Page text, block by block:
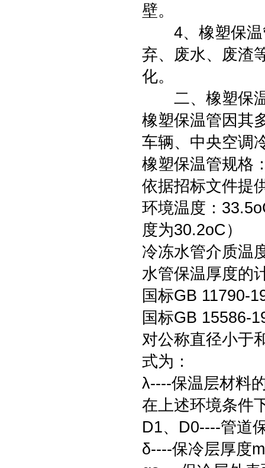
壁。
4、橡塑保温
弃、废水、废渣
化。
二、橡塑保温
橡塑保温管因其
车辆、中央空调
橡塑保温管规格
依据招标文件提
环境温度：
度为30.2oC）
冷冻水管介质温
水管保温厚度的
国标GB 11790-
国标GB 15586-
对公称直径小于
式为：
λ----保温层材料
在上述环境条件
D1、D0----管道
δ----保冷层厚度m